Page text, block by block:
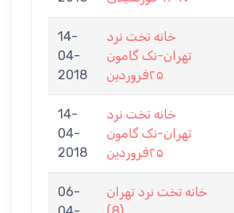
14-
04-
2018
خانه تخت نرد
تهران-نک گامون
۲۵فروردین
14-
04-
2018
خانه تخت نرد
تهران-نک گامون
۲۵فروردین
06-
خانه تخت نرد تهران